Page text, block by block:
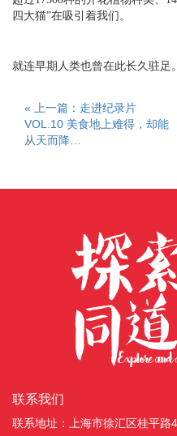
四大猫”在吸引着我们。
就连早期人类也曾在此长久驻足。
« 上一篇：走进纪录片
VOL.10 美食地上难得，却能
从天而降…
联系我们
联系地址：上海市徐汇区桂平路